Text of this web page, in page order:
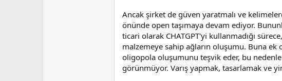
Ancak şirket de güven yaratmalı ve
önünde open taşımaya devam ediyor.
ticari olarak CHATGPT'yi kullanmadığı
malzemeye sahip ağların oluşumu. Buna
oligopola oluşumunu teşvik eder, bu nedenle
görünmüyor. Varış yapmak, tasarlamak ve